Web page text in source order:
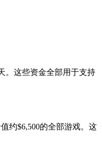
。这些资金全部用于支持
约$6,500的全部游戏。这